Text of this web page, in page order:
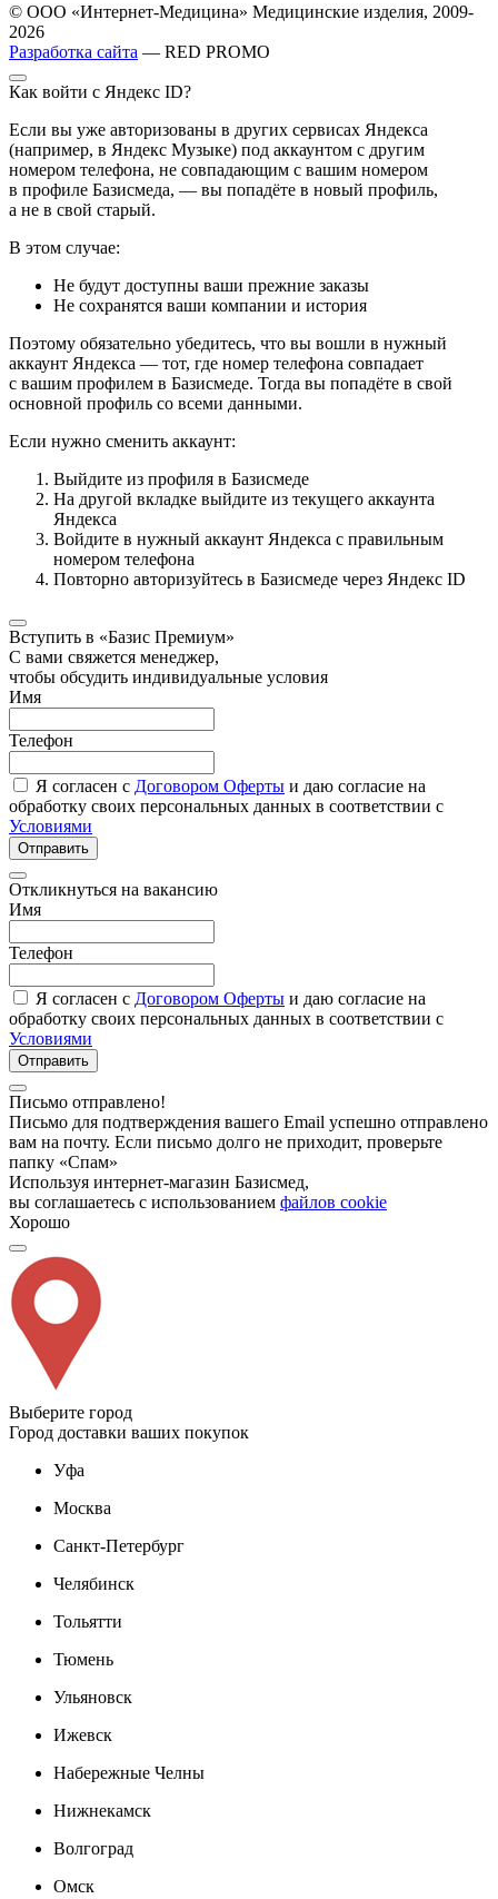
© ООО «Интернет-Медицина» Медицинские изделия, 2009-
2026
Разработка сайта — RED PROMO
Как войти с Яндекс ID?
Если вы уже авторизованы в других сервисах Яндекса
(например, в Яндекс Музыке) под аккаунтом с другим
номером телефона, не совпадающим с вашим номером
в профиле Базисмеда, — вы попадёте в новый профиль,
а не в свой старый.
В этом случае:
Не будут доступны ваши прежние заказы
Не сохранятся ваши компании и история
Поэтому обязательно убедитесь, что вы вошли в нужный
аккаунт Яндекса — тот, где номер телефона совпадает
с вашим профилем в Базисмеде. Тогда вы попадёте в свой
основной профиль со всеми данными.
Если нужно сменить аккаунт:
Выйдите из профиля в Базисмеде
На другой вкладке выйдите из текущего аккаунта
Яндекса
Войдите в нужный аккаунт Яндекса с правильным
номером телефона
Повторно авторизуйтесь в Базисмеде через Яндекс ID
Вступить в «Базис Премиум»
С вами свяжется менеджер,
чтобы обсудить индивидуальные условия
Имя
Телефон
Я согласен с Договором Оферты и даю согласие на
обработку своих персональных данных в соответствии с
Условиями
Отправить
Откликнуться на вакансию
Имя
Телефон
Я согласен с Договором Оферты и даю согласие на
обработку своих персональных данных в соответствии с
Условиями
Отправить
Письмо отправлено!
Письмо для подтверждения вашего Email успешно отправлено
вам на почту. Если письмо долго не приходит, проверьте
папку «Спам»
Используя интернет-магазин Базисмед,
вы соглашаетесь с использованием файлов cookie
Хорошо
Выберите город
Город доставки ваших покупок
Уфа
Москва
Санкт-Петербург
Челябинск
Тольятти
Тюмень
Ульяновск
Ижевск
Набережные Челны
Нижнекамск
Волгоград
Омск